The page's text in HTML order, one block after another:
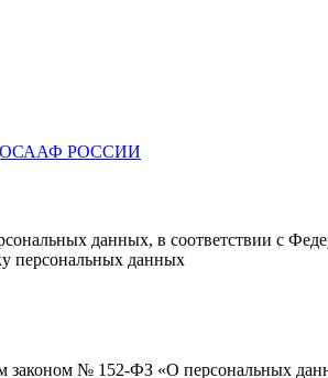
ДОСААФ РОССИИ
данных, в соответствии с
персональных данных
№ 152-ФЗ «О персональных